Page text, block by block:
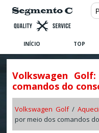
INÍCIO TOP
Volkswagen
comandos do
Volkswagen Golf/
por meio dos comandos